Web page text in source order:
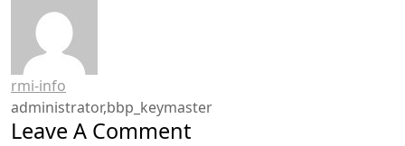
rmi-info
administrator,bbp_keymaster
Leave A Comment